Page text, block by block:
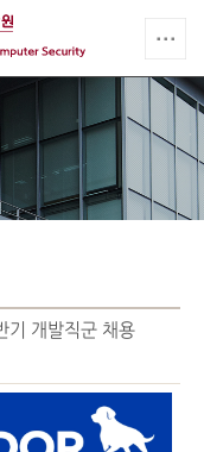
기 개발직군 채용